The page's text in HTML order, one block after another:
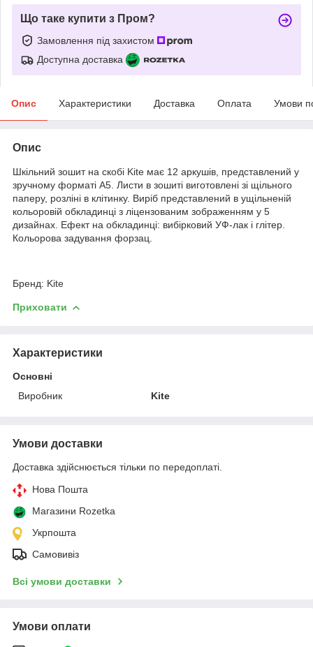
Що таке купити з Пром?
Замовлення під захистом
Доступна доставка
Опис Характеристики Доставка Оплата Умови
Опис
Шкільний зошит на скобі Kite має 12 аркушів, представлений у
зручному форматі А5. Листи в зошиті виготовлені зі щільного
паперу, розліні в клітинку. Виріб представлений в ущільненій
кольоровій обкладинці з ліцензованим зображенням у 5
дизайнах. Ефект на обкладинці: вибірковий УФ-лак і глітер.
Кольорова задування форзац.
Бренд: Kite
Приховати
Характеристики
Основні
Виробник
Kite
Умови доставки
Доставка здійснюється тільки по передоплаті.
Нова Пошта
Магазини Rozetka
Укрпошта
Самовивіз
Всі умови доставки
Умови оплати